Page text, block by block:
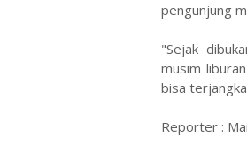
pengunjung
"Sejak
musim
bisa
Reporter :